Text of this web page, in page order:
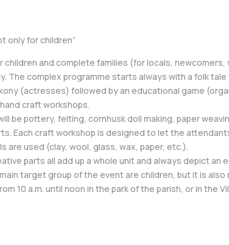
only for children”
children and complete families (for locals,
The complex programme starts always with a folk
(actresses) followed by an educational game
craft workshops.
be pottery, felting, cornhusk doll making, paper
Each craft workshop is designed to let the
are used (clay, wool, glass, wax, paper, etc.).
parts all add up a whole unit and always depict
target group of the event are children, but it is
10 a.m. until noon in the park of the parish, or in the